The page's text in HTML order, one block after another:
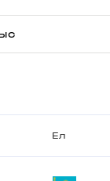
Ел